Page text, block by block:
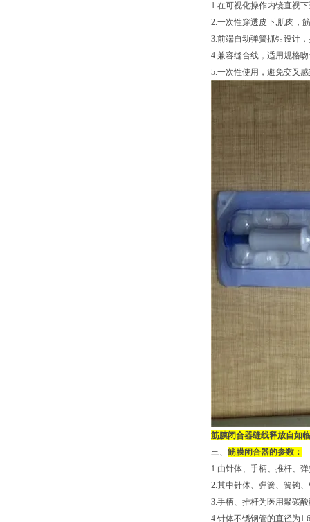
1.在可视化操作内镜直视
2.一次性穿透皮下,肌肉，
3.前端自动弹簧抓钳设计
4.兼容缝合线，适用规格
5.一次性使用，避免交叉
筋膜闭合器缝线释放自如
三、 筋膜闭合器的参数：
1.由针体、手柄、推杆、
2.其中针体、弹簧、簧钩
3.手柄、推杆为医用聚碳
4.针体不锈钢管的直径为